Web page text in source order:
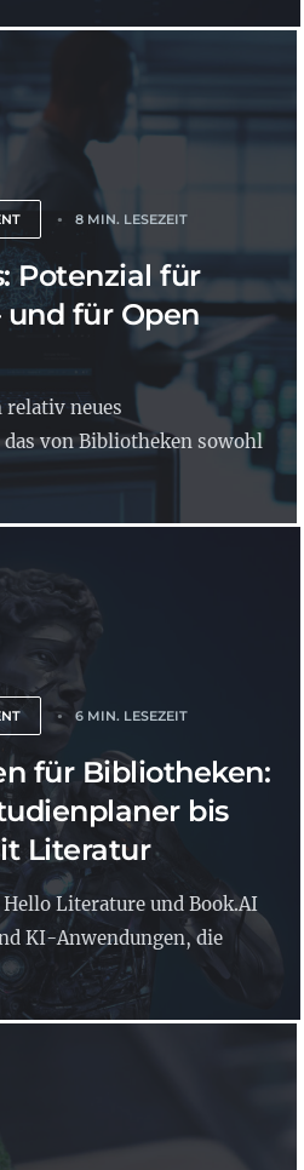
8 MIN. LESEZEIT
Potenzial für
und für Open
neues
von Bibliotheken sowohl
6 MIN. LESEZEIT
für Bibliotheken:
bis
Literatur
Hello Literature und Book.AI
KI-Anwendungen, die